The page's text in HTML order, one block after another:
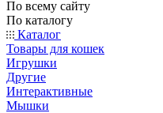
По всему сайту
По каталогу
Каталог
Товары для кошек
Игрушки
Другие
Интерактивные
Мышки